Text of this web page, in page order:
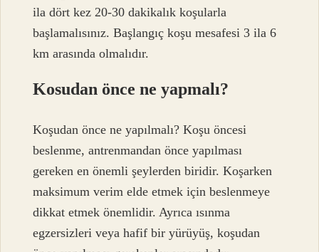
ila dört kez 20-30 dakikalık koşularla
başlamalısınız. Başlangıç ​​koşu mesafesi 3 ila 6
km arasında olmalıdır.
Kosudan önce ne yapmalı?
Koşudan önce ne yapılmalı? Koşu öncesi
beslenme, antrenmandan önce yapılması
gereken en önemli şeylerden biridir. Koşarken
maksimum verim elde etmek için beslenmeye
dikkat etmek önemlidir. Ayrıca ısınma
egzersizleri veya hafif bir yürüyüş, koşudan